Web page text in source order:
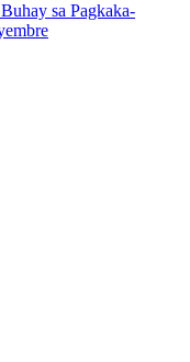
sa Pagkaka-